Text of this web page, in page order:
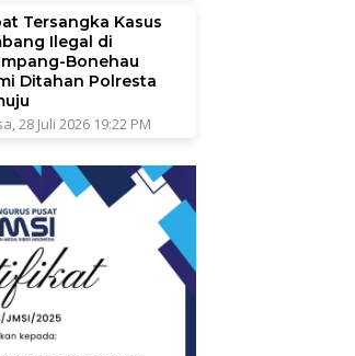
Tersangka Kasus
Ilegal di
Bonehau
Ditahan Polresta
28 Juli 2026 19:22 PM